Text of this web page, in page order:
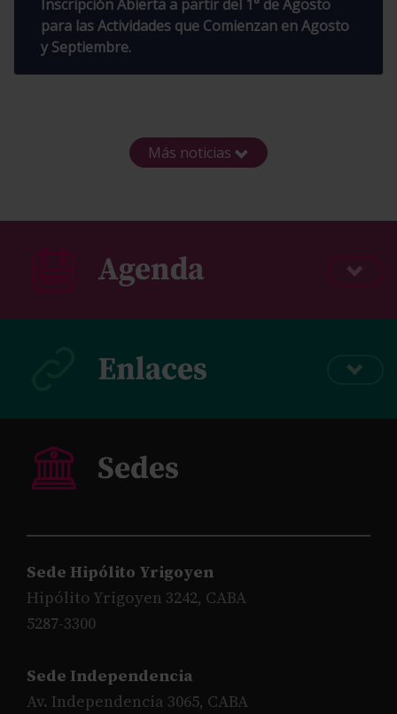
Inscripción Abierta a partir del 1° de Agosto
para las Actividades que Comienzan en Agosto
y Septiembre.
Más noticias
Sede Hipólito Yrigoyen
Hipólito Yrigoyen 3242, CABA
5287-3300
Sede Independencia
Av. Independencia 3065, CABA